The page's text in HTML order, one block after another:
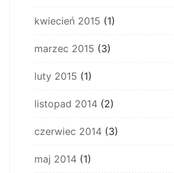
kwiecień 2015 (1)
marzec 2015 (3)
luty 2015 (1)
listopad 2014 (2)
czerwiec 2014 (3)
maj 2014 (1)